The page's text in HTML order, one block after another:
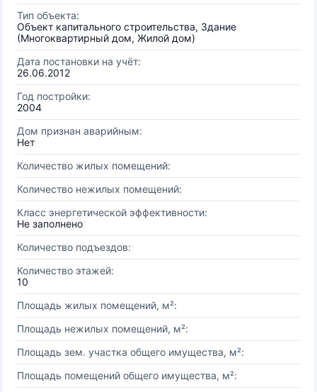
Тип объекта:
Объект капитального строительства, Здание
(Многоквартирный дом, Жилой дом)
Дата постановки на учёт:
26.06.2012
Год постройки:
2004
Дом признан аварийным:
Нет
Количество жилых помещений:
Количество нежилых помещений:
Класс энергетической эффективности:
Не заполнено
Количество подъездов:
Количество этажей:
10
Площадь жилых помещений, м²:
Площадь нежилых помещений, м²:
Площадь зем. участка общего имущества, м²:
Площадь помещений общего имущества, м²: